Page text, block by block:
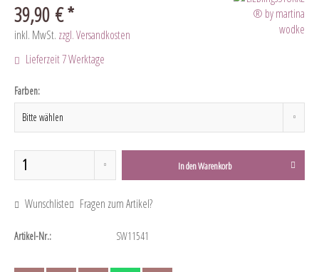
39,90 € *
inkl. MwSt. zzgl. Versandkosten
Lieferzeit 7 Werktage
Farben:
In denWarenkorb
Wunschliste Fragen zum Artikel?
Artikel-Nr.: SW11541